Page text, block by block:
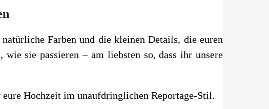
Farben und die kleinen Details, die euren
sie passieren – am liebsten so, dass ihr unsere
Hochzeit im unaufdringlichen Reportage-Stil.